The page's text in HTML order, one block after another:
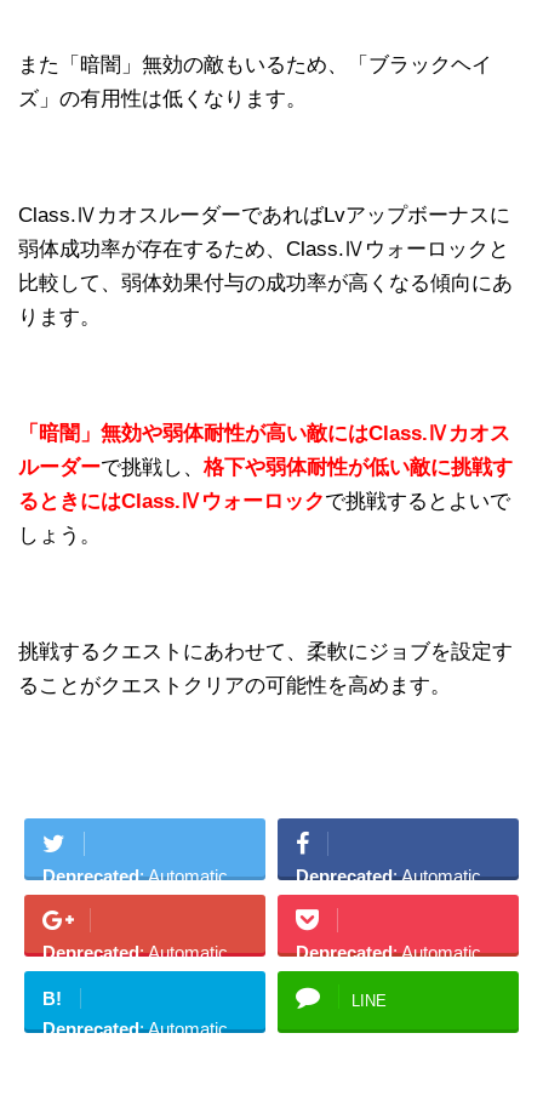
また「暗闇」無効の敵もいるため、「ブラックヘイ
ズ」の有用性は低くなります。
Class.ⅣカオスルーダーであればLvアップボーナスに
弱体成功率が存在するため、Class.Ⅳウォーロックと
比較して、弱体効果付与の成功率が高くなる傾向にあ
ります。
「暗闇」無効や弱体耐性が高い敵にはClass.Ⅳカオス
ルーダーで挑戦し、 格下や弱体耐性が低い敵に挑戦す
るときにはClass.Ⅳウォーロックで挑戦するとよいで
しょう。
挑戦するクエストにあわせて、柔軟にジョブを設定す
ることがクエストクリアの可能性を高めます。
Deprecated: Automatic
conversion of false to
array is deprecated in
/home/academyg/gurab
uru-
kouryaku.net/public_ht
Deprecated: Automatic
conversion of false to
array is deprecated in
/home/academyg/gurab
uru-
Deprecated: Automatic
array is deprecated in
Deprecated: Automatic
conversion of false to
array is deprecated in
B!
Deprecated: Automatic
LINE